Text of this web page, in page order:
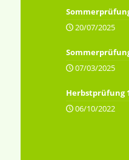
20/07/2025
07/03/2025
Herbstprüfung
06/10/2022